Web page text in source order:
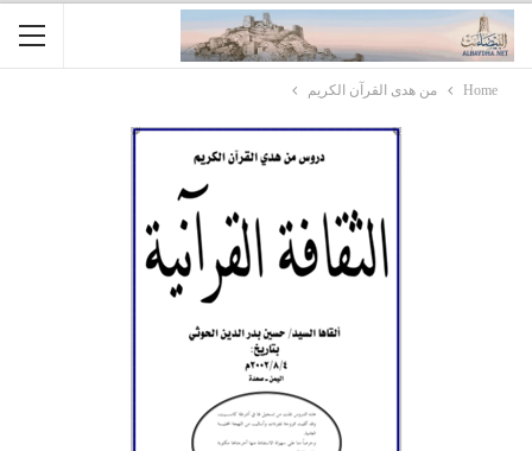
Home من هدى القرآن الكريم